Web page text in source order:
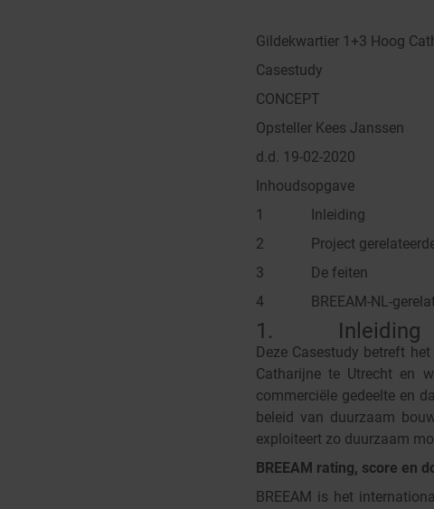
Gildekwartier 1+3 Hoog
Casestudy
CONCEPT
Opsteller Kees Janssen
d.d. 19-02-2020
Inhoudsopgave
1 Inleiding
2 Project gerelateerde
3 De feiten
4 BREEAM-NL-
1. Inleiding
Deze Casestudy betreft
Catharijne te Utrecht en
commerciële gedeelte en
beleid van duurzaam
exploiteert zo duurzaam
BREEAM rating, score en
BREEAM is het